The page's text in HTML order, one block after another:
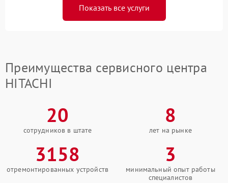
Показать все услуги
Преимущества сервисного центра
HITACHI
20
сотрудников в штате
8
лет на рынке
3158
отремонтированных устройств
3
минимальный опыт работы
специалистов